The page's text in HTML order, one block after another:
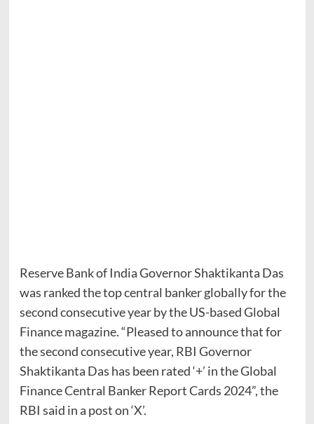
Reserve Bank of India Governor Shaktikanta Das
was ranked the top central banker globally for the
second consecutive year by the US-based Global
Finance magazine. “Pleased to announce that for
the second consecutive year, RBI Governor
Shaktikanta Das has been rated ‘+’ in the Global
Finance Central Banker Report Cards 2024”, the
RBI said in a post on ‘X’.